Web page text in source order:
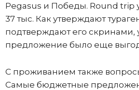
Pegasus и Победы. Round trip
37 тыс. Как утверждают
подтверждают его скринами,
предложение было еще
С проживанием также
Самые бюджетные